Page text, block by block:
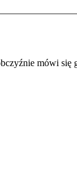
mówi się